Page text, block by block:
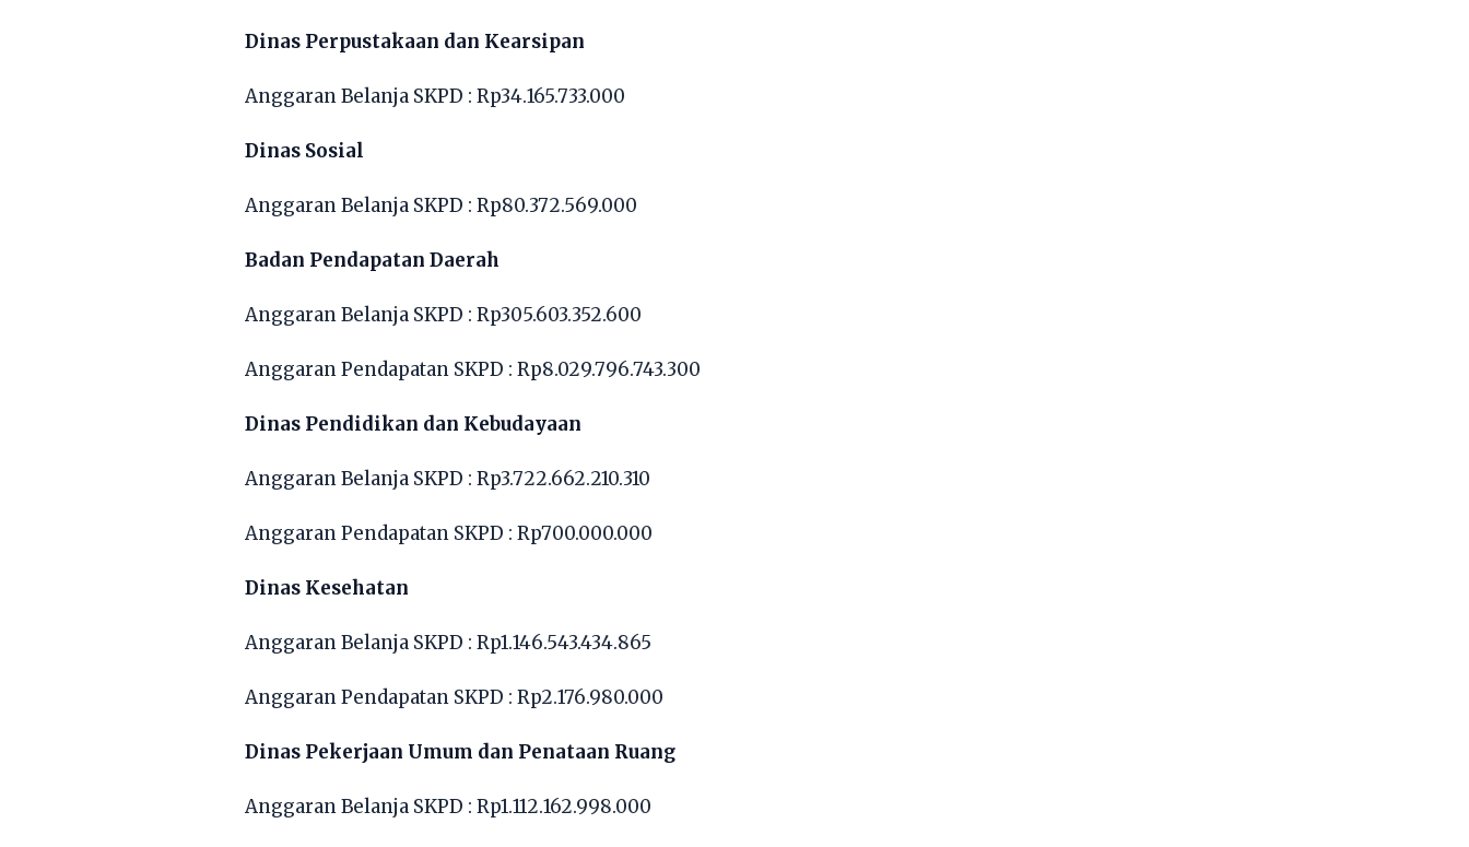
Dinas Perpustakaan dan Kearsipan
Anggaran Belanja SKPD : Rp34.165.733.000
Dinas Sosial
Anggaran Belanja SKPD : Rp80.372.569.000
Badan Pendapatan Daerah
Anggaran Belanja SKPD : Rp305.603.352.600
Anggaran Pendapatan SKPD : Rp8.029.796.743.300
Dinas Pendidikan dan Kebudayaan
Anggaran Belanja SKPD : Rp3.722.662.210.310
Anggaran Pendapatan SKPD : Rp700.000.000
Dinas Kesehatan
Anggaran Belanja SKPD : Rp1.146.543.434.865
Anggaran Pendapatan SKPD : Rp2.176.980.000
Dinas Pekerjaan Umum dan Penataan Ruang
Anggaran Belanja SKPD : Rp1.112.162.998.000